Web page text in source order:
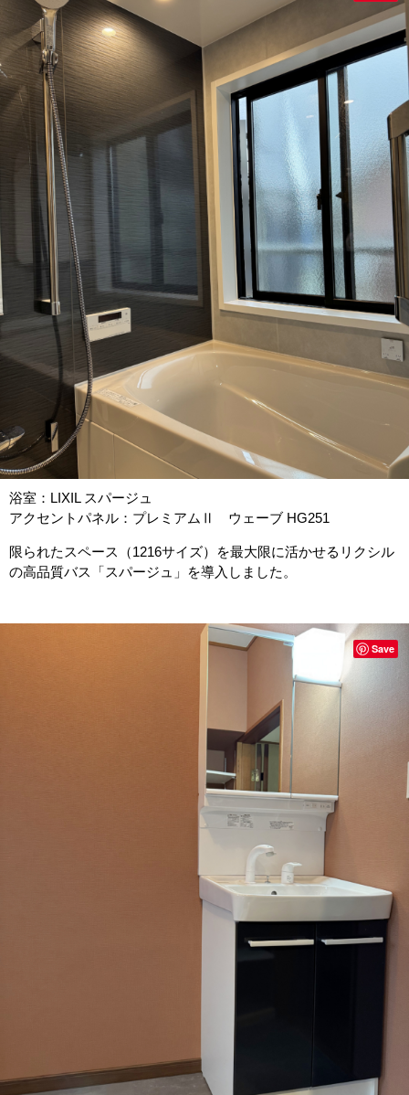
浴室：LIXIL スパージュ
アクセントパネル：プレミアムⅡ ウェーブ HG251
限られたスペース（1216サイズ）を最大限に活かせるリクシル
の高品質バス「スパージュ」を導入しました。
Save